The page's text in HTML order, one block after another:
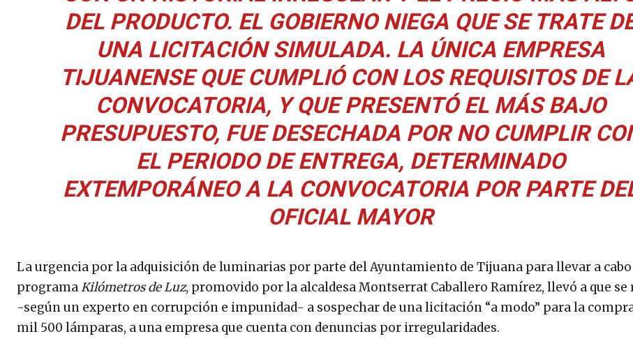
DEL PRODUCTO. EL GOBIERNO NIEGA QUE SE TRATE
UNA LICITACIÓN SIMULADA. LA ÚNICA EMPRESA
TIJUANENSE QUE CUMPLIÓ CON LOS REQUISITOS DE
CONVOCATORIA, Y QUE PRESENTÓ EL MÁS BAJO
PRESUPUESTO, FUE DESECHADA POR NO CUMPLIR
EL PERIODO DE ENTREGA, DETERMINADO
EXTEMPORÁNEO A LA CONVOCATORIA POR PARTE
OFICIAL MAYOR
La urgencia por la adquisición de luminarias por parte del Ayuntamiento de Tijuana para llevar a
programaKilómetros de Luz, promovido por la alcaldesa Montserrat Caballero Ramírez, llevó a que se
-según un experto en corrupción e impunidad- a sospechar de una licitación “a modo” para la
mil 500 lámparas, a una empresa que cuenta con denuncias por irregularidades.